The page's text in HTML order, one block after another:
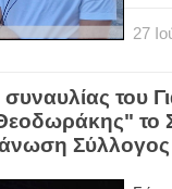
27
του
το